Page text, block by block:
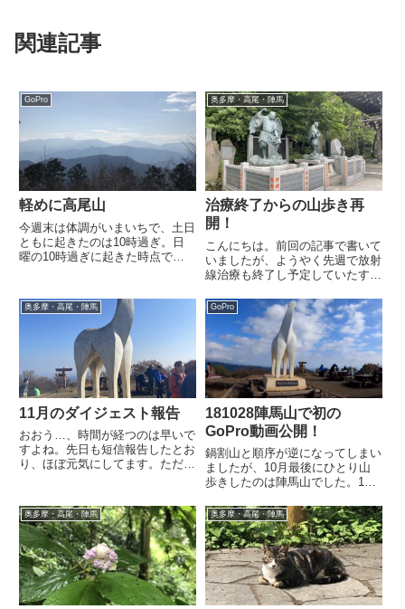
関連記事
GoPro
軽めに高尾山
今週末は体調がいまいちで、土日
ともに起きたのは10時過ぎ。日
曜の10時過ぎに起きた時点で今
るとせっかく毎週育ててきた足の
筋肉が衰えるのは目に見えていた
ので、13時過ぎから登ってきま...
奥多摩・高尾・陣馬
治療終了からの山歩き再
開！
こんにちは。前回の記事で書いて
いましたが、ようやく先週で放射
線治療も終了し予定していたすべ
かった！そして迎えた週末。治療
疲れは残っているし、天気もいま
いちだしであまりいい条件ではな
かったのですが、とりあえず何
も...
奥多摩・高尾・陣馬
11月のダイジェスト報告
おおう…、時間が経つのは早いで
すよね。先日も短信報告したとお
り、ほぼ元気にしてます。たださ
が続いていたりしてて、不眠にな
ったりと万事快調！とまではいけ
てません。でも山は登らないと
衰...
GoPro
181028陣馬山で初の
GoPro動画公開！
鍋割山と順序が逆になってしまい
ましたが、10月最後にひとり山
歩きしたのは陣馬山でした。10
まったので、10/28はリハビリが
てら陣馬山を歩いてきました。陣
馬山は私にとってホームというべ
き山です。東京の西側に住ん...
奥多摩・高尾・陣馬 奥多摩・高尾・陣馬